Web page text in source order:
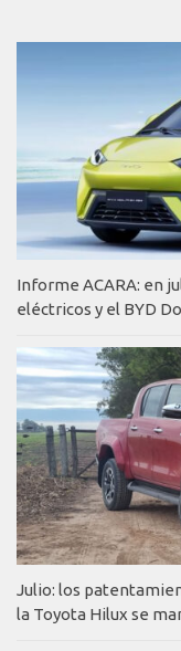
Informe ACARA: en
eléctricos y el BYD
Julio: los
la Toyota Hilux se